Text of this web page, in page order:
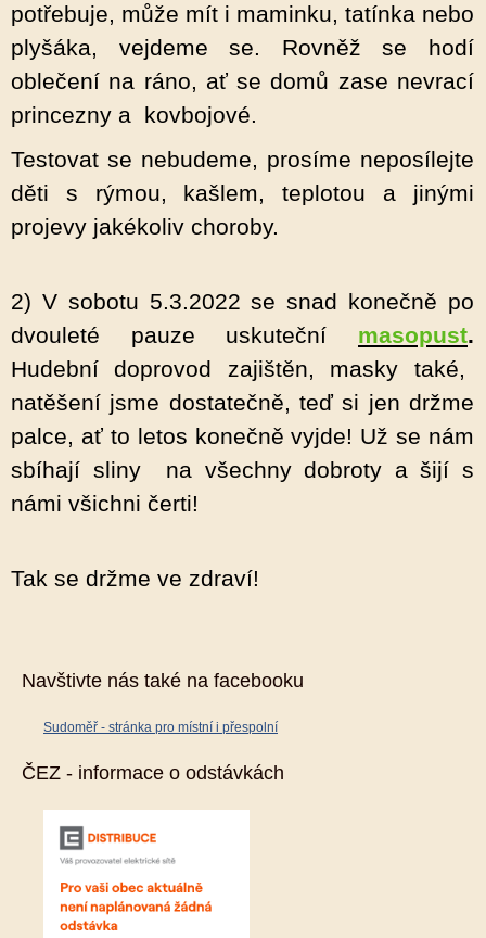
potřebuje, může mít i maminku, tatínka nebo
plyšáka, vejdeme se. Rovněž se hodí
oblečení na ráno, ať se domů zase nevrací
princezny a kovbojové.
Testovat se nebudeme, prosíme neposílejte
děti s rýmou, kašlem, teplotou a jinými
projevy jakékoliv choroby.
2) V sobotu 5.3.2022 se snad konečně po
dvouleté pauze uskuteční masopust.
Hudební doprovod zajištěn, masky také,
natěšení jsme dostatečně, teď si jen držme
palce, ať to letos konečně vyjde! Už se nám
sbíhají sliny na všechny dobroty a šijí s
námi všichni čerti!
Tak se držme ve zdraví!
Navštivte nás také na facebooku
Sudoměř - stránka pro místní i přespolní
ČEZ - informace o odstávkách